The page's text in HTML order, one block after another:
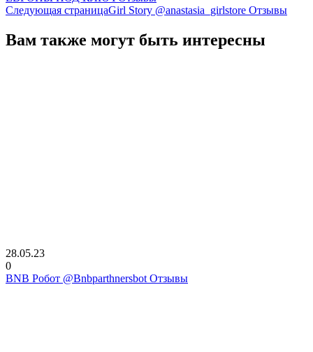
Следующая страницаGirl Story @anastasia_girlstore Отзывы
Вам также могут быть интересны
28.05.23
0
BNB Робот @Bnbparthnersbot Отзывы